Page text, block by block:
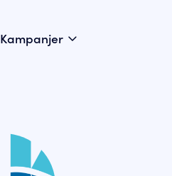
Kampanjer